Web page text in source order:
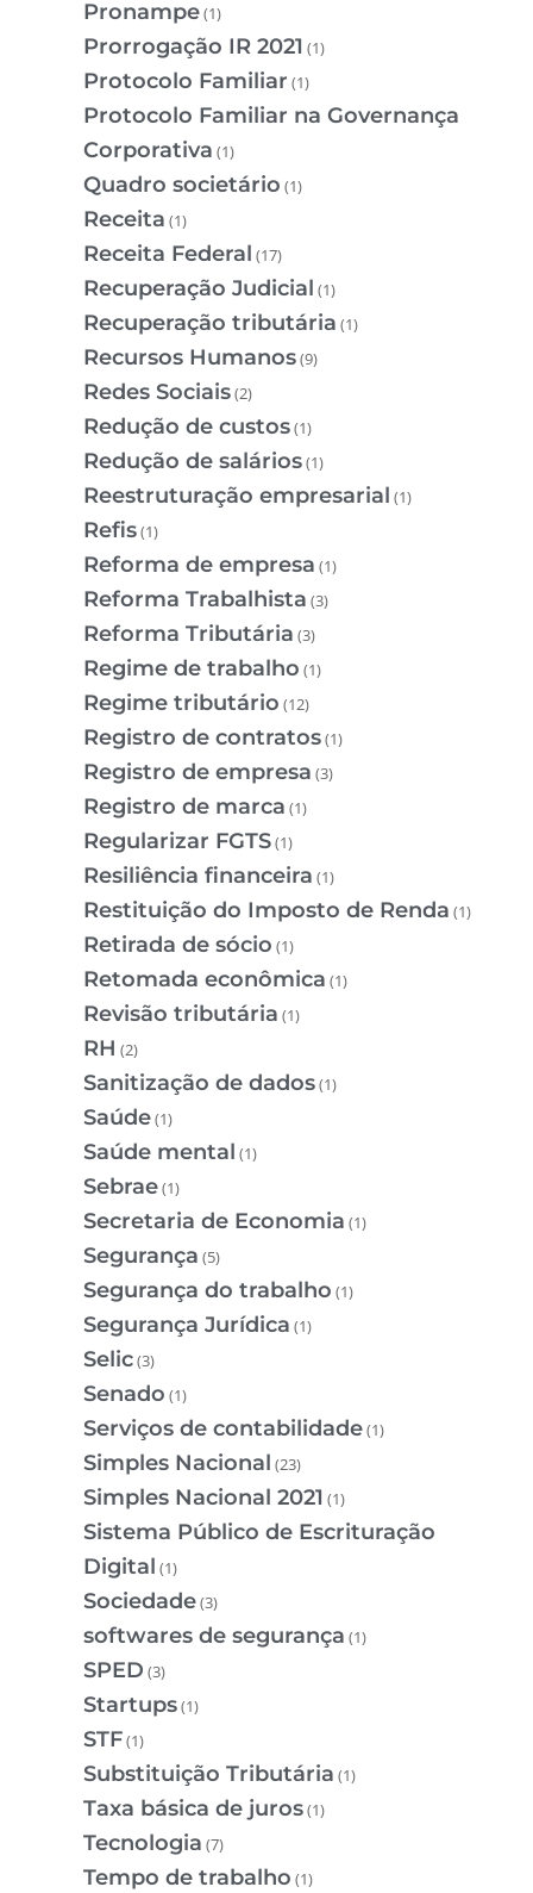
Pronampe(1)
Prorrogação IR 2021 (1)
Protocolo Familiar (1)
Protocolo Familiar na Governança
Corporativa (1)
Quadro societário (1)
Receita (1)
Receita Federal (17)
Recuperação Judicial (1)
Recuperação tributária (1)
Recursos Humanos(9)
Redes Sociais(2)
Redução de custos(1)
Redução de salários(1)
Reestruturação empresarial (1)
Refis(1)
Reforma de empresa (1)
Reforma Trabalhista (3)
Reforma Tributária (3)
Regime de trabalho (1)
Regime tributário (12)
Registro de contratos(1)
Registro de empresa (3)
Registro de marca (1)
Regularizar FGTS(1)
Resiliência financeira (1)
Restituição do Imposto de Renda (1)
Retirada de sócio (1)
Retomada econômica (1)
Revisão tributária (1)
RH (2)
Sanitização de dados(1)
Saúde(1)
Saúde mental (1)
Sebrae(1)
Secretaria de Economia (1)
Segurança (5)
Segurança do trabalho (1)
Segurança Jurídica (1)
Selic(3)
Senado (1)
Serviços de contabilidade(1)
Simples Nacional (23)
Simples Nacional 2021 (1)
Sistema Público de Escrituração
Digital (1)
Sociedade(3)
softwares de segurança (1)
SPED (3)
Startups(1)
STF(1)
Substituição Tributária (1)
Taxa básica de juros(1)
Tecnologia (7)
Tempo de trabalho (1)